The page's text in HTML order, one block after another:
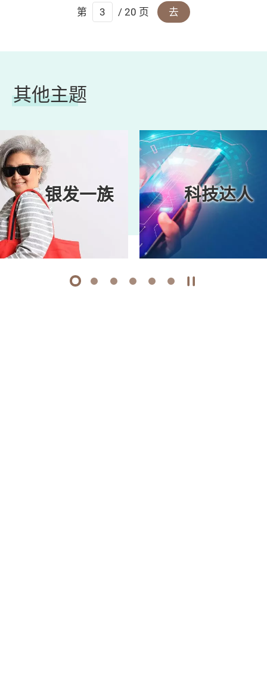
第 / 20 页 去
其他主题
银发一族 科技达人
1 2 3 4 5 6 开始/暂停幻灯